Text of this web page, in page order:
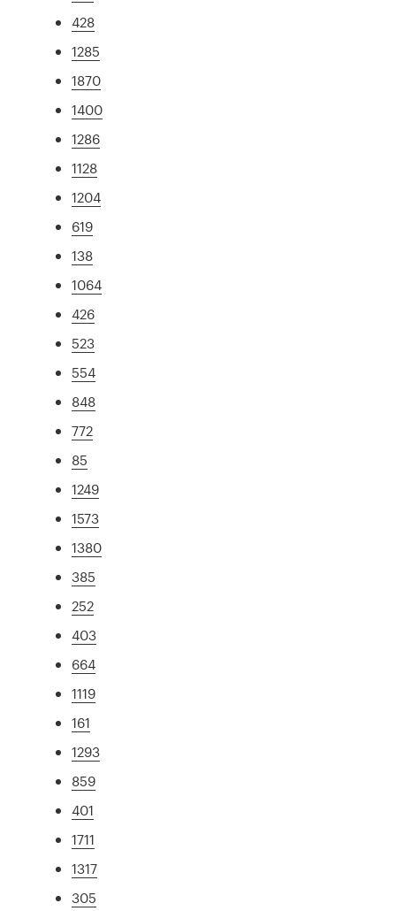
428
1285
1870
1400
1286
1128
1204
619
138
1064
426
523
554
848
772
85
1249
1573
1380
385
252
403
664
1119
161
1293
859
401
1711
1317
305